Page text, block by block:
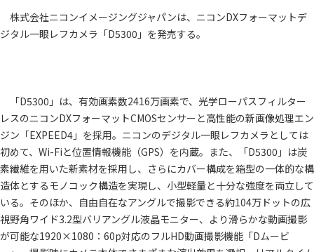
株式会社ニコンイメージングジャパンは、ニコンDXフォーマットデ
ジタル一眼レフカメラ「D5300」を発売する。
「D5300」は、有効画素数2416万画素で、光学ローパスフィルター
レスのニコンDXフォーマットCMOSセンサーと高性能の新画像処理エン
ジン「EXPEED4」を採用。ニコンのデジタル一眼レフカメラとしては
初めて、Wi-Fiと位置情報機能（GPS）を内蔵。また、「D5300」は炭
素繊維を用いた新素材を採用し、さらにカバー構成を箱型の一体的な構
造体とするモノコック構造を実現し、小型軽量と十分な強度を両立して
いる。そのほか、自由自在なアングルで撮影できる約104万ドットの広
視野角ワイド3.2型バリアングル液晶モニター、より滑らかな動画撮影
が可能な1920×1080：60p対応のフルHD動画撮影機能「Dムービ